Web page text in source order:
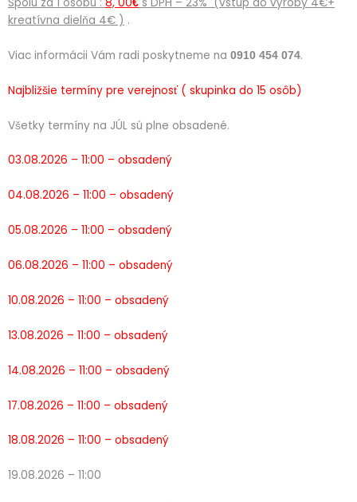
€
kreatívna dielňa 4€ ) .
Viac informácii Vám radi poskytneme na 0910 454 074.
Najbližšie termíny pre verejnosť ( skupinka do 15 osôb)
Všetky termíny na JÚL sú plne obsadené.
03.08.2026 – 11:00 – obsadený
04.08.2026 – 11:00 – obsadený
05.08.2026 – 11:00 – obsadený
06.08.2026 – 11:00 – obsadený
10.08.2026 – 11:00 – obsadený
13.08.2026 – 11:00 – obsadený
14.08.2026 – 11:00 – obsadený
17.08.2026 – 11:00 – obsadený
18.08.2026 – 11:00 – obsadený
19.08.2026 – 11:00